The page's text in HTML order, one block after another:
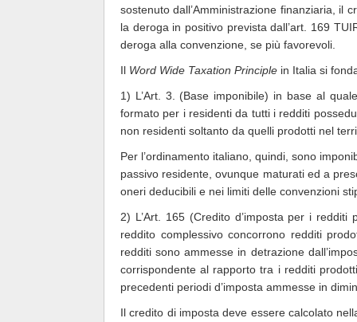
sostenuto dall’Amministrazione finanziaria, il
la deroga in positivo prevista dall’art. 169
deroga alla convenzione, se più favorevoli.
Il Word Wide Taxation Principle in Italia si
1) L’Art. 3. (Base imponibile) in base al
formato per i residenti da tutti i redditi
non residenti soltanto da quelli prodotti nel
Per l’ordinamento italiano, quindi, sono
passivo residente, ovunque maturati ed a
oneri deducibili e nei limiti delle convenzioni
2) L’Art. 165 (Credito d’imposta per i
reddito complessivo concorrono redditi
redditi sono ammesse in detrazione
corrispondente al rapporto tra i redditi
precedenti periodi d’imposta ammesse in
Il credito di imposta deve essere calcolato